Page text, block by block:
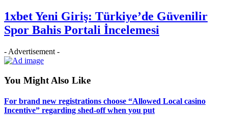
1xbet Yeni Giriş: Türkiye’de Güvenilir
Spor Bahis Portali İncelemesi
- Advertisement -
You Might Also Like
For brand new registrations choose “Allowed Local casino
Incentive” regarding shed-off when you put